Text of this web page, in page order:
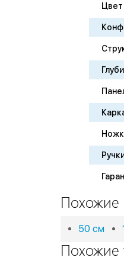
Цвет
Похожие
50 см
Похожие